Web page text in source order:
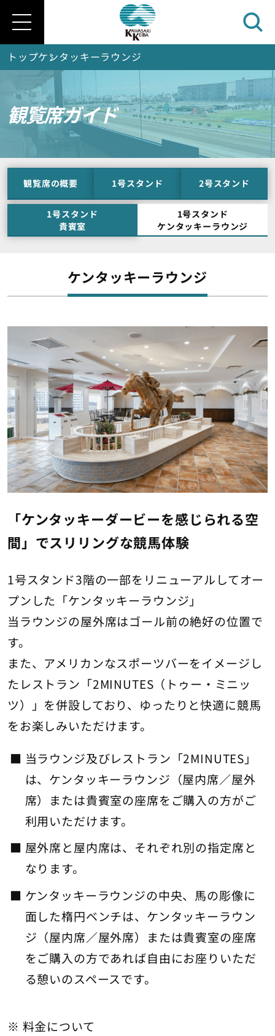
トップケンタッキーラウンジ
観覧席ガイド
観覧席の概要 1号スタンド 2号スタンド
1号スタンド
貴賓室
1号スタンド
ケンタッキーラウンジ
ケンタッキーラウンジ
「ケンタッキーダービーを感じられる空
間」でスリリングな競馬体験
1号スタンド3階の一部をリニューアルしてオー
プンした「ケンタッキーラウンジ」
当ラウンジの屋外席はゴール前の絶好の位置で
す。
また、アメリカンなスポーツバーをイメージし
たレストラン「2MINUTES（トゥー・ミニッ
ツ）」を併設しており、ゆったりと快適に競馬
をお楽しみいただけます。
当ラウンジ及びレストラン「2MINUTES」
は、ケンタッキーラウンジ（屋内席／屋外
席）または貴賓室の座席をご購入の方がご
利用いただけます。
屋外席と屋内席は、それぞれ別の指定席と
なります。
ケンタッキーラウンジの中央、馬の彫像に
面した楕円ベンチは、ケンタッキーラウン
ジ（屋内席／屋外席）または貴賓室の座席
をご購入の方であれば自由にお座りいただ
る憩いのスペースです。
※ 料金について
3F ケンタッキーラウンジ（屋外）
3F ケンタッキーラウンジ（屋内）
3F ケンタッキーラウンジ（屋外）
3F ケンタッキーラウンジ（屋内）